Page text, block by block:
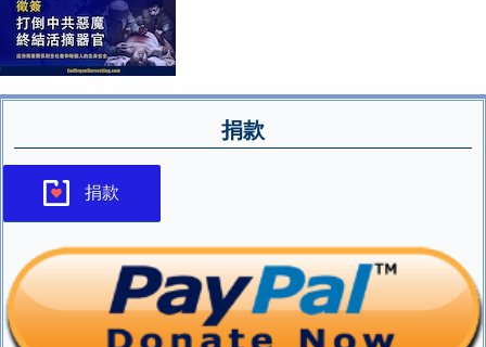
捐款
捐款